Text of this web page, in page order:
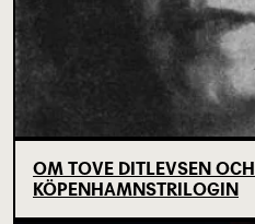
OM TOVE DITLEVSEN OCH
KÖPENHAMNSTRILOGIN